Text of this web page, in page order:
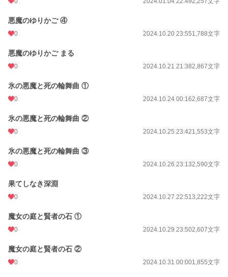
悪魔のゆりかご ④
0 2024.10.20 23:551,788文字
悪魔のゆりかご まる
0 2024.10.21 21:382,867文字
氷の悪魔と死の輪舞曲 ①
0 2024.10.24 00:162,687文字
氷の悪魔と死の輪舞曲 ②
0 2024.10.25 23:421,553文字
氷の悪魔と死の輪舞曲 ③
0 2024.10.26 23:132,590文字
果てしなき深淵
0 2024.10.27 22:513,222文字
魔女の庭と賢者の石 ①
0 2024.10.29 23:502,607文字
魔女の庭と賢者の石 ②
0 2024.10.31 00:001,855文字